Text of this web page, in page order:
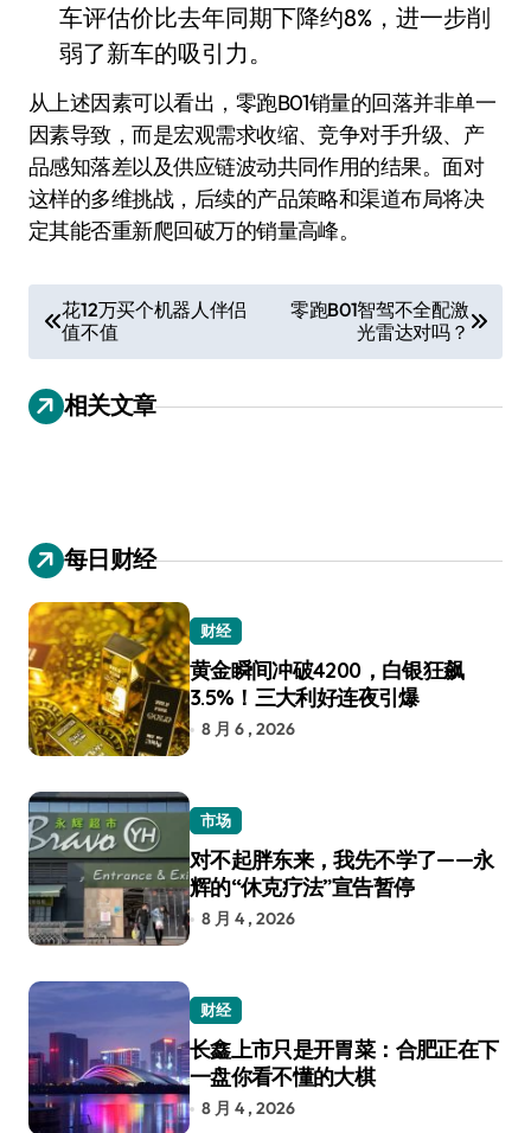
车评估价比去年同期下降约8%，进一步削
弱了新车的吸引力。
从上述因素可以看出，零跑B01销量的回落并非单一
因素导致，而是宏观需求收缩、竞争对手升级、产
品感知落差以及供应链波动共同作用的结果。面对
这样的多维挑战，后续的产品策略和渠道布局将决
定其能否重新爬回破万的销量高峰。
章
导
航
花12万买个机器人伴侣
值不值
零跑B01智驾不全配激
光雷达对吗？
相关文章
每日财经
财经
黄金瞬间冲破4200，白银狂飙
3.5%！三大利好连夜引爆
8 月 6 , 2026
市场
对不起胖东来，我先不学了——永
辉的“休克疗法”宣告暂停
8 月 4 , 2026
财经
长鑫上市只是开胃菜：合肥正在下
一盘你看不懂的大棋
8 月 4 , 2026